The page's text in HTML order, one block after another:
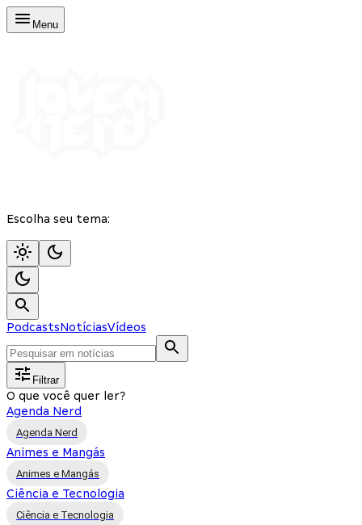
Menu
Escolha seu tema:
PodcastsNotíciasVídeos
Filtrar
O que você quer ler?
Agenda Nerd
Agenda Nerd
Animes e Mangás
Animes e Mangás
Ciência e Tecnologia
Ciência e Tecnologia